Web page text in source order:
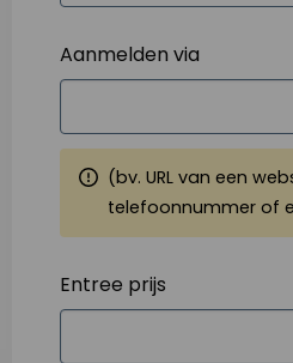
Aanmelden via
(bv. URL van een
telefoonnummer of
Entree prijs